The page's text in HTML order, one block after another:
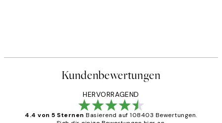
Kundenbewertungen
HERVORRAGEND
4.4 von 5 Sternen Basierend auf 108403 Bewertungen.